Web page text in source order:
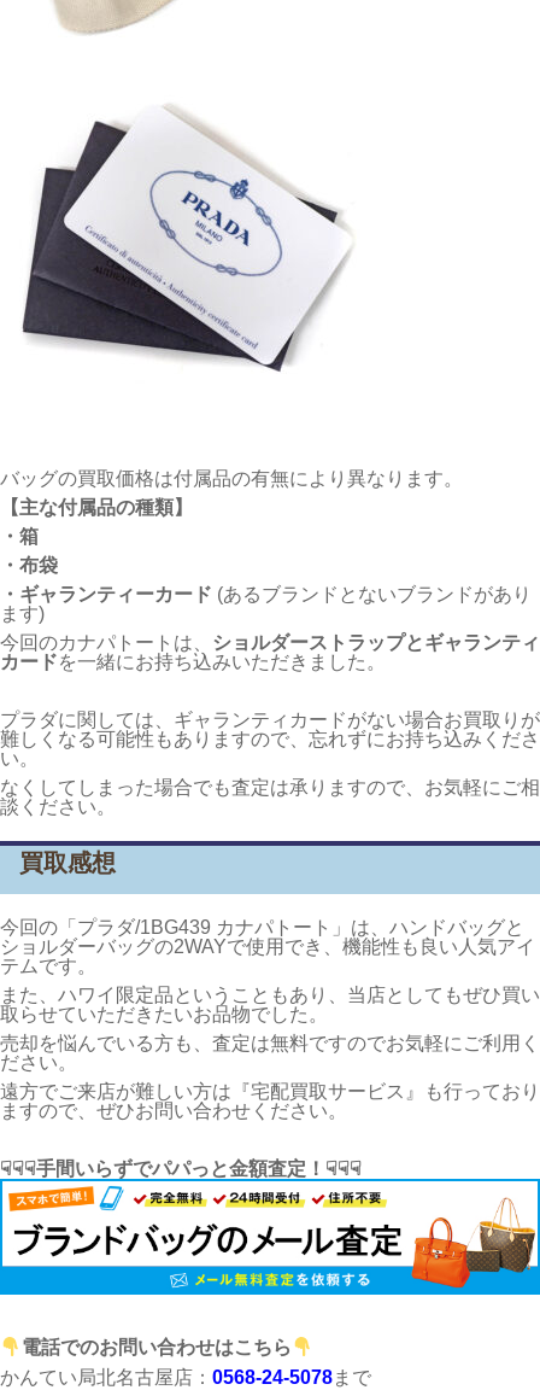
バッグの買取価格は付属品の有無により異なります。
【主な付属品の種類】
・箱
・布袋
・ギャランティーカード (あるブランドとないブランドがあり
ます)
今回のカナパトートは、
ショルダーストラップとギャランティ
カードを一緒にお持ち込みいただきました 。
プラダに関しては、ギャランティカードがない場合お買取りが
難しくなる可能性もありますので、忘れずにお持ち込みくださ
い。
なくしてしまった場合でも査定は承りますので、お気軽にご相
談ください。
買取感想
今回の「プラダ/1BG439 カナパトート」は、ハンドバッグと
ショルダーバッグの2WAYで使用でき、機能性も良い人気アイ
テムです。
また、ハワイ限定品ということもあり、当店としてもぜひ買い
取らせていただきたいお品物でした。
売却を悩んでいる方も、査定は無料ですのでお気軽にご利用く
ださい。
遠方でご来店が難しい方は『宅配買取サービス』も行っており
ますので、ぜひお問い合わせください。
☟☟☟手間いらずでパパっと金額査定！☟☟☟
電話でのお問い合わせはこちら
かんてい局北名古屋店： 0568-24-5078まで